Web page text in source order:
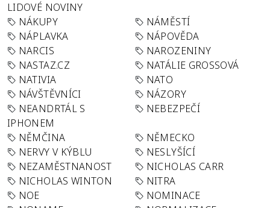
LIDOVÉ NOVINY
NÁKUPY
NÁMĚSTÍ
NÁPLAVKA
NÁPOVĚDA
NARCIS
NAROZENINY
NASTAZ.CZ
NATÁLIE GROSSOVÁ
NATIVIA
NATO
NÁVŠTĚVNÍCI
NÁZORY
NEANDRTÁL S
IPHONEM
NEBEZPEČÍ
NĚMČINA
NĚMECKO
NERVY V KÝBLU
NESLYŠÍCÍ
NEZAMĚSTNANOST
NICHOLAS CARR
NICHOLAS WINTON
NITRA
NOE
NOMINACE